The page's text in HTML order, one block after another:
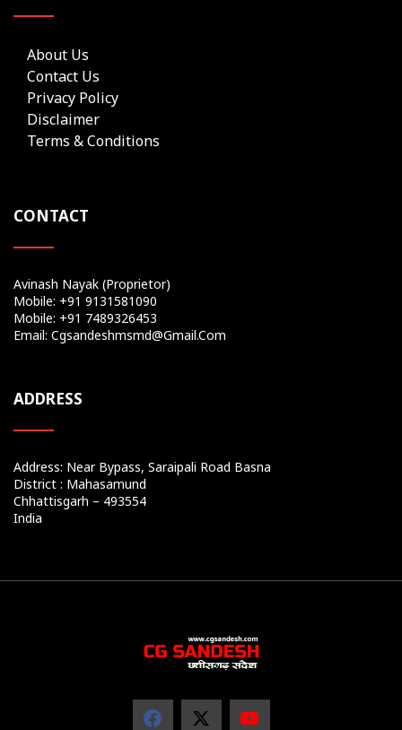
About Us
Contact Us
Privacy Policy
Disclaimer
Terms & Conditions
CONTACT
Avinash Nayak (Proprietor)
Mobile: +91 9131581090
Mobile: +91 7489326453
Email: Cgsandeshmsmd@gmail.com
ADDRESS
Address: Near Bypass, Saraipali Road Basna
District : Mahasamund
Chhattisgarh – 493554
India